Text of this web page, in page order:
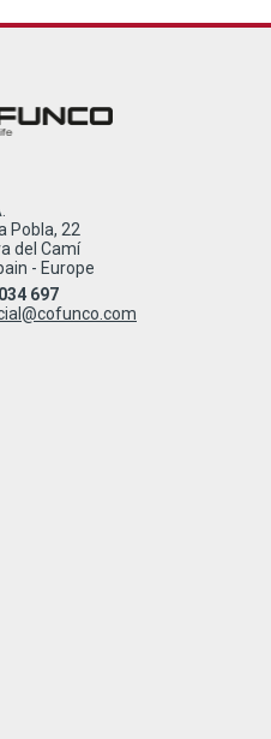
Pobla, 22
del Camí
- Europe
697